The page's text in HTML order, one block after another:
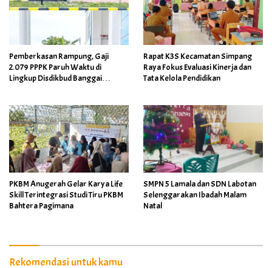
Pemberkasan Rampung, Gaji
2.079 PPPK Paruh Waktu di
Lingkup Disdikbud Banggai
Rapat K3S Kecamatan Simpang
Raya Fokus Evaluasi Kinerja dan
Tata Kelola Pendidikan
PKBM Anugerah Gelar Karya Life
Skill Terintegrasi Studi Tiru PKBM
Bahtera Pagimana
SMPN 5 Lamala dan SDN Labotan
Selenggarakan Ibadah Malam
Natal
Rekomendasi untuk kamu